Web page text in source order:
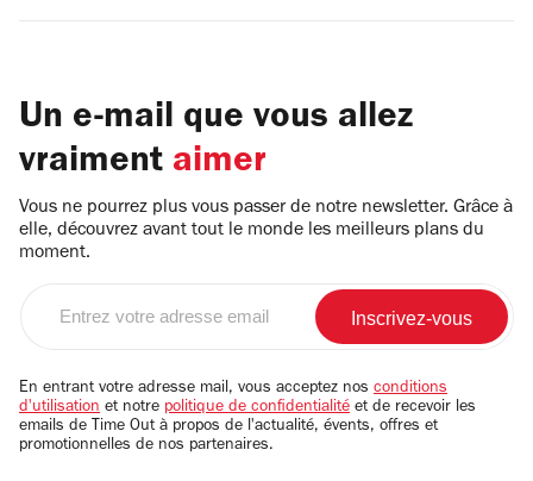
Un e-mail que vous allez
vraiment aimer
Vous ne pourrez plus vous passer de notre newsletter. Grâce à
elle, découvrez avant tout le monde les meilleurs plans du
moment.
email
En entrant votre adresse mail, vous acceptez nos conditions
d'utilisation et notre politique de confidentialité et de recevoir les
emails de Time Out à propos de l'actualité, évents, offres et
promotionnelles de nos partenaires.